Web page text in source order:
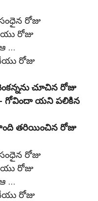
రోజు
రోజు
…
రోజు
చూచిన రోజు
– గోవిందా యని పలికిన
తరియించిన రోజు
రోజు
రోజు
…
రోజు